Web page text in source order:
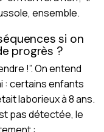
ensemble.
si on
progrès ?
!”. On entend
: certains enfants
laborieux à 8 ans.
pas détectée, le